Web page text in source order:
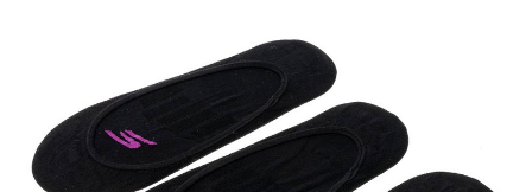
AFTEE先享後付是「在收到商品之後才付款」的支付方式。 讓您購物簡單
１．簡單：不需註冊會員、不需綁卡、不需儲值。
２．便利：只要手機號碼，簡訊認證，即可結帳。
３．安心：先確認商品／服務後，再付款。
【「AFTEE先享後付」結帳流程】
全家付款取貨
每筆NT$60，滿NT$1,000(含以上)免運費
付款後全家取貨